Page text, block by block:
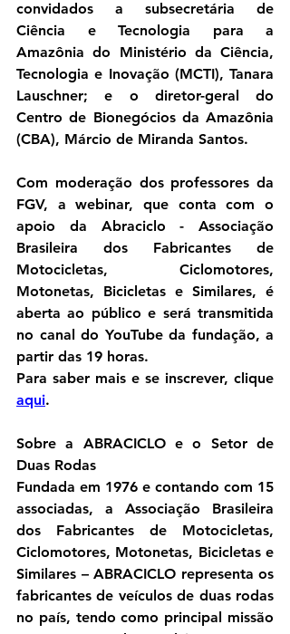
convidados a subsecretária de
Ciência e Tecnologia para a
Amazônia do Ministério da Ciência,
Tecnologia e Inovação (MCTI), Tanara
Lauschner; e o diretor-geral do
Centro de Bionegócios da Amazônia
(CBA), Márcio de Miranda Santos.
Com moderação dos professores da
FGV, a webinar, que conta com o
apoio da Abraciclo - Associação
Brasileira dos Fabricantes de
Motocicletas, Ciclomotores,
Motonetas, Bicicletas e Similares, é
aberta ao público e será transmitida
no canal do YouTube da fundação, a
partir das 19 horas.
aqui.
Sobre a ABRACICLO e o Setor de
Duas Rodas
Fundada em 1976 e contando com 15
associadas, a Associação Brasileira
dos Fabricantes de Motocicletas,
Ciclomotores, Motonetas, Bicicletas e
Similares – ABRACICLO representa os
fabricantes de veículos de duas rodas
no país, tendo como principal missão